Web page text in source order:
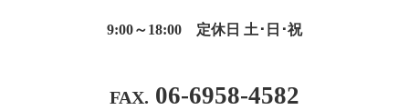
9:00～18:00 定休日 土･日･祝
06-6958-4582